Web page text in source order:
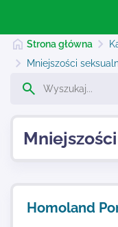
Najnowsze
Strona główna
Mniejszości
Homoland